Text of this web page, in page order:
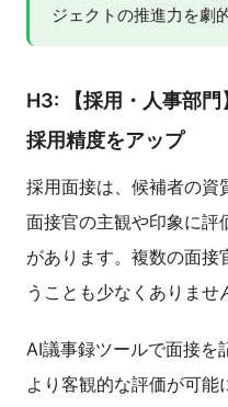
ジェクトの推進力を劇
H3: 【採用・人事部
採用精度をアップ
採用面接は、候補者の資
面接官の主観や印象に評
があります。複数の面接
うことも少なくありませ
AI議事録ツールで面接を
より客観的な評価が可